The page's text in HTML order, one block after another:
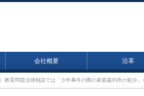
会社概要 沿革
教育問題法律相談では「少年事件の際の家庭裁判所の処分」